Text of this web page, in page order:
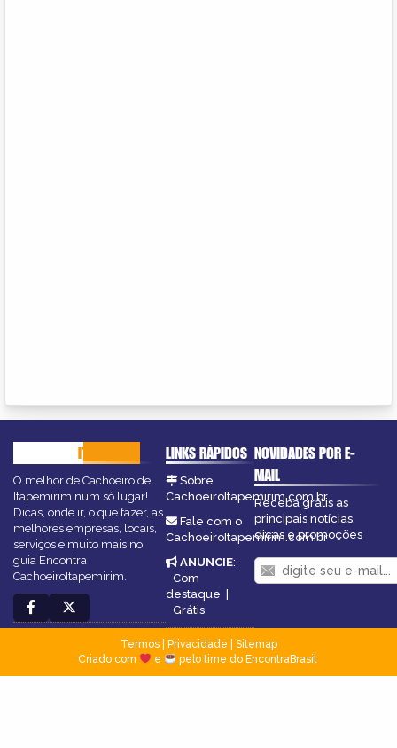
ITAPEMIRIM
O melhor de Cachoeiro de
Itapemirim num só lugar!
Dicas, onde ir, o que fazer, as
melhores empresas, locais,
serviços e muito mais no
guia Encontra
CachoeiroItapemirim.
LINKS RÁPIDOS
Sobre
CachoeiroItapemirim.com.br
Fale com o
CachoeiroItapemirim.com.br
ANUNCIE:
Com
destaque |
Grátis
NOVIDADES POR E-
MAIL
Receba grátis as
principais notícias,
dicas e promoções
Termos| Privacidade
Sitemap
Criado com
e pelo time do EncontraBrasil